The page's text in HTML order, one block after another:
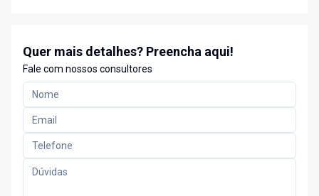
Quer mais detalhes? Preencha aqui!
Fale com nossos consultores